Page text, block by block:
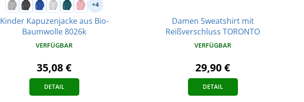
+4
Kinder Kapuzenjacke aus Bio-
Baumwolle 8026k
VERFÜGBAR
35,08 €
DETAIL
Damen Sweatshirt mit
Reißverschluss TORONTO
VERFÜGBAR
29,90 €
DETAIL